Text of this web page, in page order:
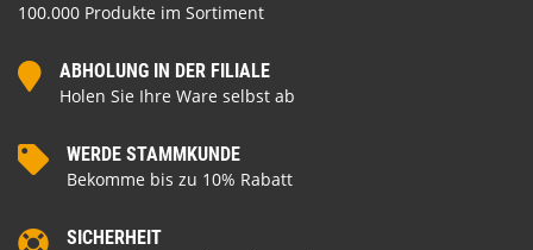
100.000 Produkte im Sortiment
ABHOLUNG IN DER FILIALE
Holen Sie Ihre Ware selbst ab
WERDE STAMMKUNDE
Bekomme bis zu 10% Rabatt
SICHERHEIT